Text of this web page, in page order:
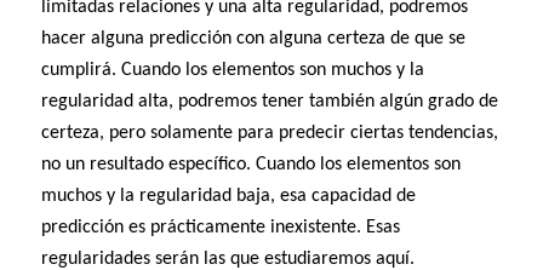
limitadas relaciones y una alta regularidad, podremos
hacer alguna predicción con alguna certeza de que se
cumplirá. Cuando los elementos son muchos y la
regularidad alta, podremos tener también algún grado de
certeza, pero solamente para predecir ciertas tendencias,
no un resultado específico. Cuando los elementos son
muchos y la regularidad baja, esa capacidad de
predicción es prácticamente inexistente. Esas
regularidades serán las que estudiaremos aquí.